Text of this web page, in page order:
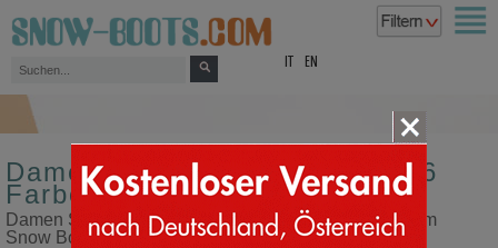
EN
Damen Schneestiefel Größe 36
Farbe rosa
Damen Schneestiefel Größe 36 Farbe rosa in unserem
Snow Boots Online Shop kaufen